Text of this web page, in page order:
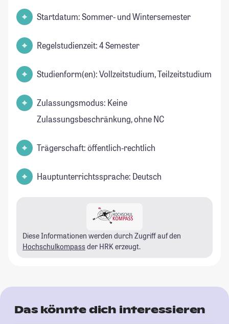
Startdatum: Sommer- und Wintersemester
Regelstudienzeit: 4 Semester
Studienform(en): Vollzeitstudium, Teilzeitstudium
Zulassungsmodus: Keine
Zulassungsbeschränkung, ohne NC
Trägerschaft: öffentlich-rechtlich
Hauptunterrichtssprache: Deutsch
Diese Informationen werden durch Zugriff auf den
Hochschulkompass der HRK erzeugt.
Das könnte dich interessieren